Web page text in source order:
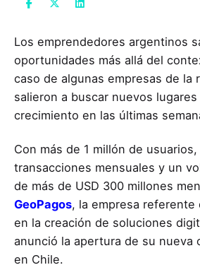
Los emprendedores argentinos
oportunidades más allá del
caso de algunas empresas de la
salieron a buscar nuevos
crecimiento en las últimas
Con más de 1 millón de
transacciones mensuales y un
de más de USD 300 millones
GeoPagos, la empresa referente
en la creación de soluciones
anunció la apertura de su nueva
en Chile.